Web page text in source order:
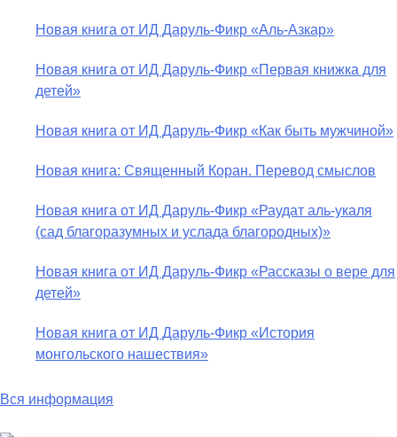
Новая книга от ИД Даруль-Фикр «Аль-Азкар»
Новая книга от ИД Даруль-Фикр «Первая книжка для
детей»
Новая книга от ИД Даруль-Фикр «Как быть мужчиной»
Новая книга: Священный Коран. Перевод смыслов
Новая книга от ИД Даруль-Фикр «Раудат аль-укаля
(cад благоразумных и услада благородных)»
Новая книга от ИД Даруль-Фикр «Рассказы о вере для
детей»
Новая книга от ИД Даруль-Фикр «История
монгольского нашествия»
Вся информация